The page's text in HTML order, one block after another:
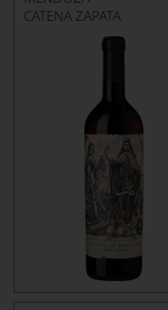
CATENA ZAPATA